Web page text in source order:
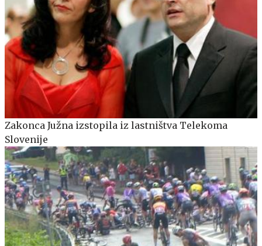
Zakonca Južna izstopila iz lastništva Telekoma
Slovenije